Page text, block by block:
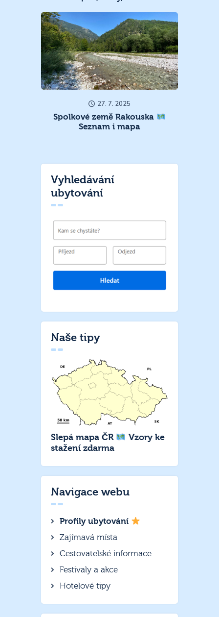
27. 7. 2025
Spolkové země Rakouska
Seznam i mapa
Vyhledávání
ubytování
Naše tipy
Slepá mapa ČR
Vzory ke
stažení zdarma
Navigace webu
Profily ubytování
Zajímavá místa
Cestovatelské informace
Festivaly a akce
Hotelové tipy